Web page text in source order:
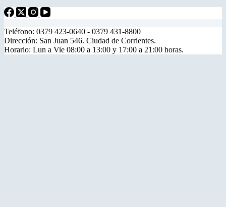
Teléfono: 0379 423-0640 - 0379 431-8800
Dirección: San Juan 546. Ciudad de Corrientes.
Horario: Lun a Vie 08:00 a 13:00 y 17:00 a 21:00 horas.